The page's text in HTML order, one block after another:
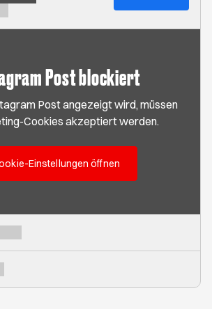
Post blockiert
Post angezeigt wird, müssen
Cookies akzeptiert werden.
Einstellungen öffnen